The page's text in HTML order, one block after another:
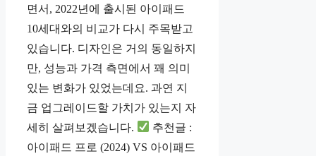
면서, 2022년에 출시된 아이패드
10세대와의 비교가 다시 주목받고
있습니다. 디자인은 거의 동일하지
만, 성능과 가격 측면에서 꽤 의미
있는 변화가 있었는데요. 과연 지
금 업그레이드할 가치가 있는지 자
세히 살펴보겠습니다.
추천글 :
아이패드 프로 (2024) VS 아이패드